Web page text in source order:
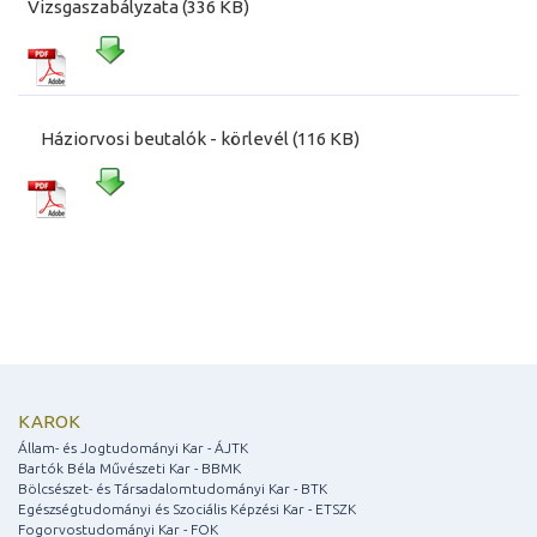
Vizsgaszabályzata (336 KB)
Háziorvosi beutalók - körlevél (116 KB)
KAROK
Állam- és Jogtudományi Kar - ÁJTK
Bartók Béla Művészeti Kar - BBMK
Bölcsészet- és Társadalomtudományi Kar - BTK
Egészségtudományi és Szociális Képzési Kar - ETSZK
Fogorvostudományi Kar - FOK